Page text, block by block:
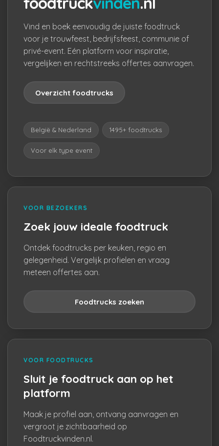
Vind en boek eenvoudig de juiste foodtruck
voor je trouwfeest, bedrijfsfeest, communie of
privé-event. Eén platform voor inspiratie,
vergelijken en rechtstreeks offertes aanvragen.
Overzicht foodtrucks
België & Nederland 1495+ foodtrucks
Voor elk type event
VOOR BEZOEKERS
Zoek jouw ideale foodtruck
Ontdek foodtrucks per keuken, regio en
gelegenheid. Vergelijk profielen en vraag
meteen offertes aan.
Foodtrucks zoeken
VOOR FOODTRUCKS
Sluit je foodtruck aan op het
platform
Maak je profiel aan, ontvang aanvragen en
vergroot je zichtbaarheid op
Foodtruckvinden.nl.